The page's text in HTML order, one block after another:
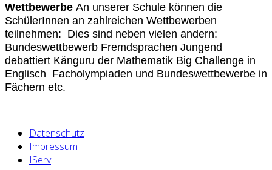
Wettbewerbe An unserer Schule können die
SchülerInnen an zahlreichen Wettbewerben
teilnehmen: Dies sind neben vielen andern:
Bundeswettbewerb Fremdsprachen Jungend
debattiert Känguru der Mathematik Big Challenge in
Englisch Facholympiaden und Bundeswettbewerbe in
Fächern etc.
Datenschutz
Impressum
IServ